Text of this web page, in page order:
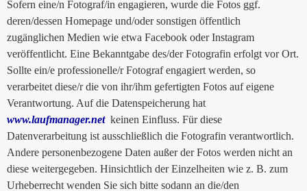
Sofern eine/n Fotograf/in engagieren, wurde die Fotos ggf.
deren/dessen Homepage und/oder sonstigen öffentlich
zugänglichen Medien wie etwa Facebook oder Instagram
veröffentlicht. Eine Bekanntgabe des/der Fotografin erfolgt vor Ort.
Sollte ein/e professionelle/r Fotograf engagiert werden, so
verarbeitet diese/r die von ihr/ihm gefertigten Fotos auf eigene
Verantwortung. Auf die Datenspeicherung hat
www.laufmanager.netkeinen Einfluss. Für diese
Datenverarbeitung ist ausschließlich die Fotografin verantwortlich.
Andere personenbezogene Daten außer der Fotos werden nicht an
diese weitergegeben. Hinsichtlich der Einzelheiten wie z. B. zum
Urheberrecht wenden Sie sich bitte sodann an die/den